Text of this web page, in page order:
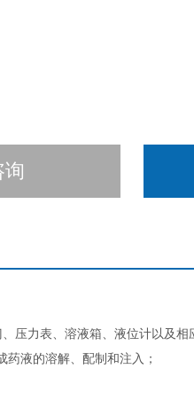
询
压力表、溶液箱、液位计以及
液的溶解、配制和注入；